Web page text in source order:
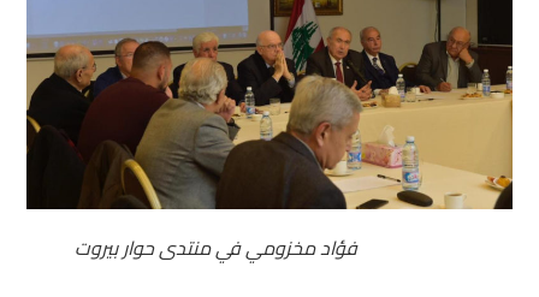
فؤاد مخزومي في منتدى حوار بيروت